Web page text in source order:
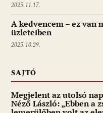
2025.11.17.
A kedvencem – ez van
üzleteiben
2025.10.29.
SAJTÓ
Megjelent az utolsó
Néző László: „Ebben a